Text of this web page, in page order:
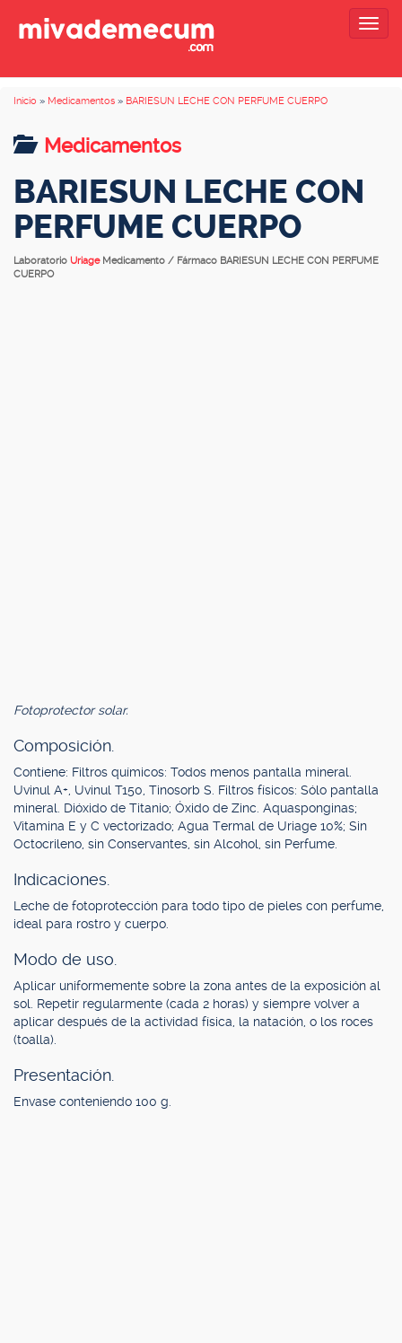
Inicio » Medicamentos » BARIESUN LECHE CON PERFUME CUERPO
Medicamentos
BARIESUN LECHE CON
PERFUME CUERPO
Laboratorio Uriage Medicamento / Fármaco BARIESUN LECHE CON PERFUME
CUERPO
Fotoprotector solar.
Composición.
Contiene: Filtros químicos: Todos menos pantalla mineral.
Uvinul A+, Uvinul T150, Tinosorb S. Filtros físicos: Sólo pantalla
mineral. Dióxido de Titanio; Óxido de Zinc. Aquasponginas;
Vitamina E y C vectorizado; Agua Termal de Uriage 10%; Sin
Octocrileno, sin Conservantes, sin Alcohol, sin Perfume.
Indicaciones.
Leche de fotoprotección para todo tipo de pieles con perfume,
ideal para rostro y cuerpo.
Modo de uso.
Aplicar uniformemente sobre la zona antes de la exposición al
sol. Repetir regularmente (cada 2 horas) y siempre volver a
aplicar después de la actividad física, la natación, o los roces
(toalla).
Presentación.
Envase conteniendo 100 g.